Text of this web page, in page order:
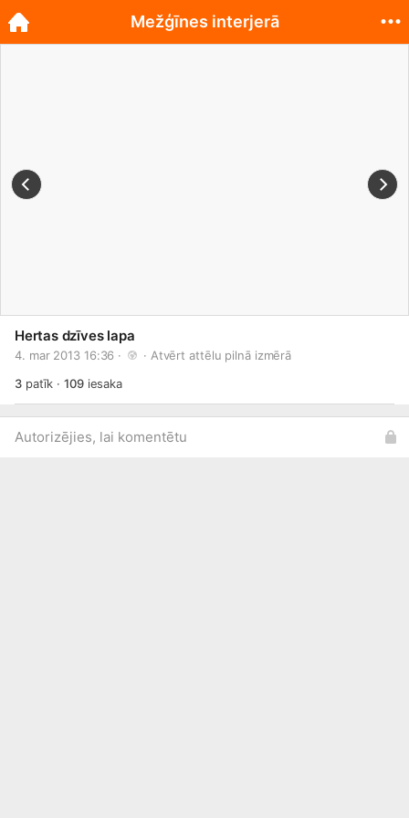
Hertas dzīves lapa
4. mar 2013 16:36 · · Atvērt attēlu pilnā izmērā
3patīk ·109iesaka
Autorizējies, lai komentētu
Mežģīnes interjerā